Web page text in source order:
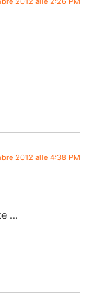
2012 alle 4:38 PM
…